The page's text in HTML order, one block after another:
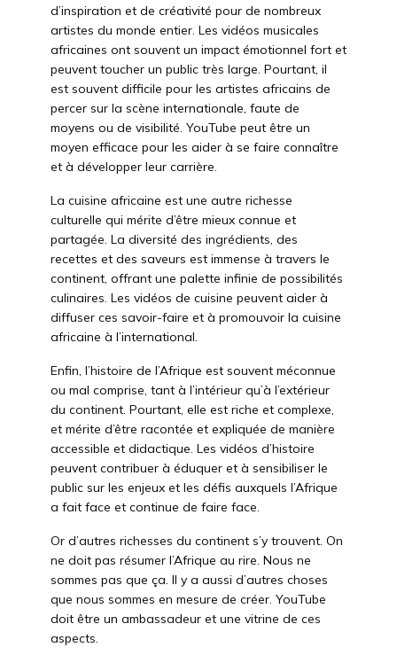
d’inspiration et de créativité pour de nombreux
artistes du monde entier. Les vidéos musicales
africaines ont souvent un impact émotionnel fort et
peuvent toucher un public très large. Pourtant, il
est souvent difficile pour les artistes africains de
percer sur la scène internationale, faute de
moyens ou de visibilité. YouTube peut être un
moyen efficace pour les aider à se faire connaître
et à développer leur carrière.
La cuisine africaine est une autre richesse
culturelle qui mérite d’être mieux connue et
partagée. La diversité des ingrédients, des
recettes et des saveurs est immense à travers le
continent, offrant une palette infinie de possibilités
culinaires. Les vidéos de cuisine peuvent aider à
diffuser ces savoir-faire et à promouvoir la cuisine
africaine à l’international.
Enfin, l’histoire de l’Afrique est souvent méconnue
ou mal comprise, tant à l’intérieur qu’à l’extérieur
du continent. Pourtant, elle est riche et complexe,
et mérite d’être racontée et expliquée de manière
accessible et didactique. Les vidéos d’histoire
peuvent contribuer à éduquer et à sensibiliser le
public sur les enjeux et les défis auxquels l’Afrique
a fait face et continue de faire face.
Or d’autres richesses du continent s’y trouvent. On
ne doit pas résumer l’Afrique au rire. Nous ne
sommes pas que ça. Il y a aussi d’autres choses
que nous sommes en mesure de créer. YouTube
doit être un ambassadeur et une vitrine de ces
aspects.